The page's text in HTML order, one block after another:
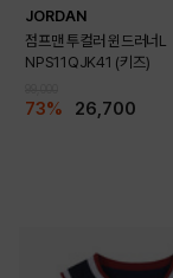
JORDAN
점프맨 투컬러 윈드러너L
NPS11QJK41 (키즈)
73% 26,700